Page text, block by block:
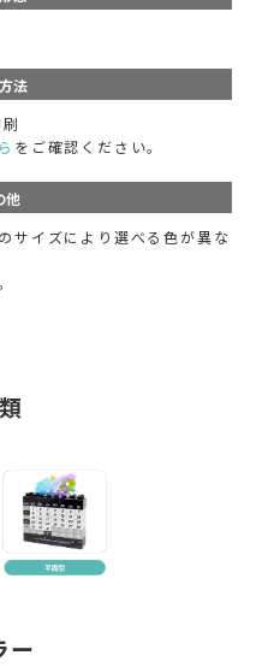
法
をご確認ください。
他
サイズにより選べる色が異な
ー